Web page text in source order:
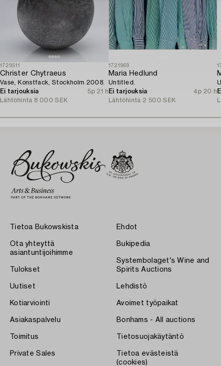
1729511
Christer Chytraeus
Vase, Konstfack, Stockholm 2008.
Ei tarjouksia
5p 21 h
Lähtöhinta 8 000 SEK
1721969
Maria Hedlund
Untitled.
Ei tarjouksia
4p 20 h
Lähtöhinta 2 500 SEK
Tietoa Bukowskista
Ota yhteyttä
asiantuntijoihimme
Tulokset
Uutiset
Kotiarviointi
Asiakaspalvelu
Toimitus
Private Sales
Ehdot
Bukipedia
Systembolaget's Wine and
Spirits Auctions
Lehdistö
Avoimet työpaikat
Bonhams - All auctions
Tietosuojakäytäntö
Tietoa evästeistä
(cookies)